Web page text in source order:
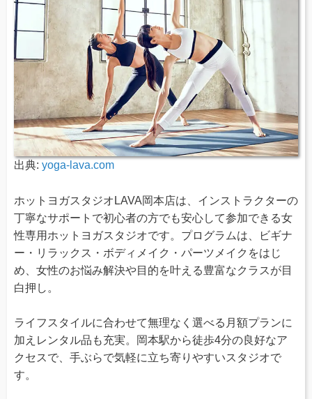
出典: yoga-lava.com
ホットヨガスタジオLAVA岡本店は、インストラクターの
丁寧なサポートで初心者の方でも安心して参加できる女
性専用ホットヨガスタジオです。プログラムは、ビギナ
ー・リラックス・ボディメイク・パーツメイクをはじ
め、女性のお悩み解決や目的を叶える豊富なクラスが目
白押し。
ライフスタイルに合わせて無理なく選べる月額プランに
加えレンタル品も充実。岡本駅から徒歩4分の良好なア
クセスで、手ぶらで気軽に立ち寄りやすいスタジオで
す。